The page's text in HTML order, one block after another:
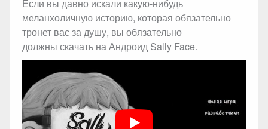
Если вы давно искали какую-нибудь
меланхоличную историю, которая обязательно
тронет вас за душу, вы обязательно
должны скачать на Андроид Sally Face.